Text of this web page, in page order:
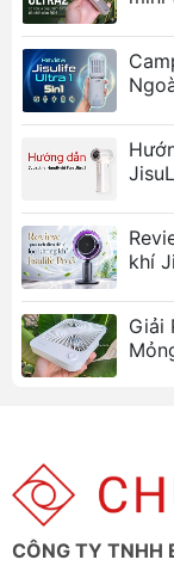
cầu
Hoạt động
Sản
ngơi
khí
Giải
CÔNG TY TNHH